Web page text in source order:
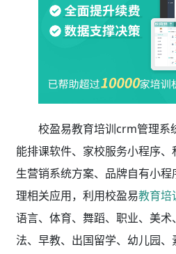
校盈易教育培训crm管理系
能排课软件、家校服务小程序
生营销系统方案、品牌自有小
理相关应用，利用校盈易教育培
语言、体育、舞蹈、职业、美
法、早教、出国留学、幼儿园